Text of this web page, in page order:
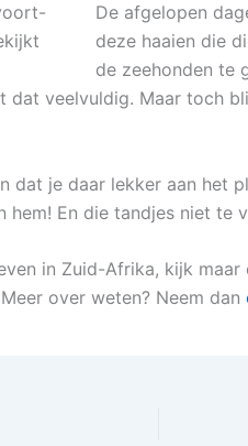
De afgelopen
deze haaien die
de zeehonden te
dat veelvuldig. Maar toch
dat je daar lekker aan het
En die tandjes niet te
in Zuid-Afrika, kijk maar
over weten? Neem dan